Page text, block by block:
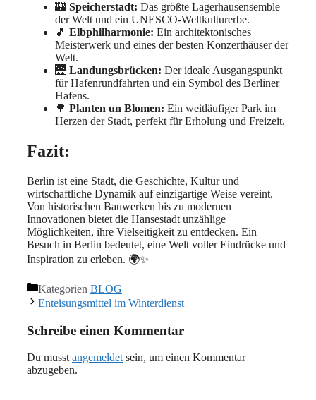
🏰 Speicherstadt: Das größte Lagerhausensemble
der Welt und ein UNESCO-Weltkulturerbe.
🎵 Elbphilharmonie: Ein architektonisches
Meisterwerk und eines der besten Konzerthäuser der
Welt.
🌉 Landungsbrücken: Der ideale Ausgangspunkt
für Hafenrundfahrten und ein Symbol des Berliner
Hafens.
🌳 Planten un Blomen: Ein weitläufiger Park im
Herzen der Stadt, perfekt für Erholung und Freizeit.
Fazit:
Berlin ist eine Stadt, die Geschichte, Kultur und
wirtschaftliche Dynamik auf einzigartige Weise vereint.
Von historischen Bauwerken bis zu modernen
Innovationen bietet die Hansestadt unzählige
Möglichkeiten, ihre Vielseitigkeit zu entdecken. Ein
Besuch in Berlin bedeutet, eine Welt voller Eindrücke und
Inspiration zu erleben. 🌍✨
Kategorien BLOG
Enteisungsmittel im Winterdienst
Schreibe einen Kommentar
Du musst angemeldet sein, um einen Kommentar
abzugeben.